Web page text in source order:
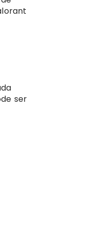
ser